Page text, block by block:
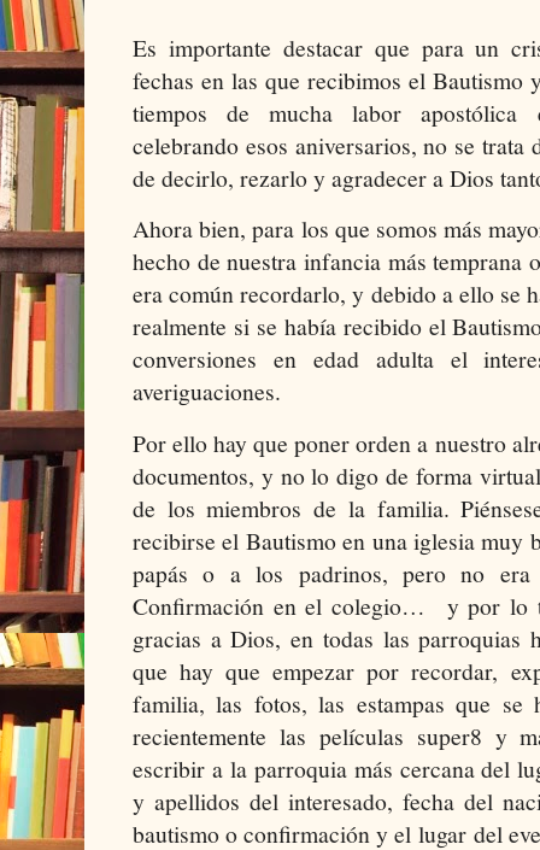
Es importante destacar que para un
fechas en las que recibimos el
tiempos de mucha labor
celebrando esos aniversarios, no se trata
de decirlo, rezarlo y agradecer a Dios
Ahora bien, para los que somos más
hecho de nuestra infancia más temprana
era común recordarlo, y debido a ello se
realmente si se había recibido el
conversiones en edad adulta el
averiguaciones.
Por ello hay que poner orden a nuestro
documentos, y no lo digo de forma
de los miembros de la familia.
recibirse el Bautismo en una iglesia muy
papás o a los padrinos, pero no
Confirmación en el colegio…
y por lo
gracias a Dios, en todas las parroquias
que hay que empezar por recordar,
familia, las fotos, las estampas que se
recientemente las películas super8 y
escribir a la parroquia más cercana del
y apellidos del interesado, fecha del
bautismo o confirmación y el lugar del